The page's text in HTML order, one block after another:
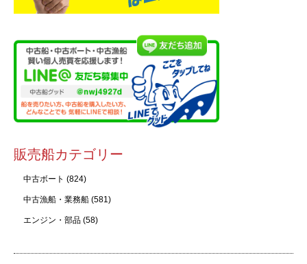
販売船カテゴリー
中古ボート (824)
中古漁船・業務船 (581)
エンジン・部品 (58)